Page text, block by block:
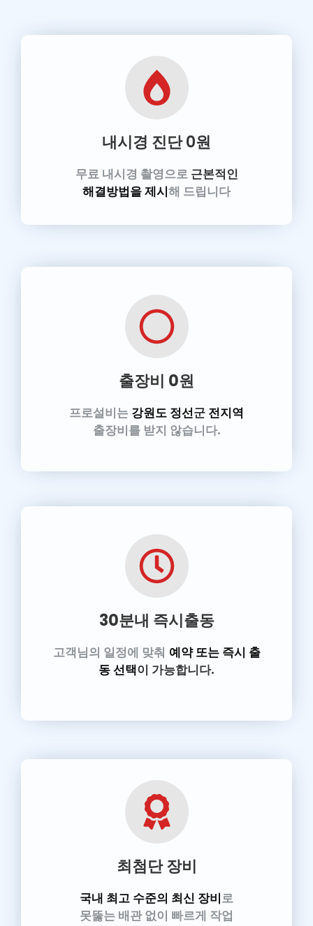
내시경 진단0원
무료 내시경 촬영으로 근본적인
해결방법을 제시해 드립니다
출장비 0원
프로설비는 강원도 정선군 전지역
출장비를 받지 않습니다.
30분내 즉시출동
고객님의 일정에 맞춰 예약 또는 즉시 출
동 선택이 가능합니다.
최첨단 장비
국내 최고 수준의 최신 장비로
못뚫는 배관 없이 빠르게 작업